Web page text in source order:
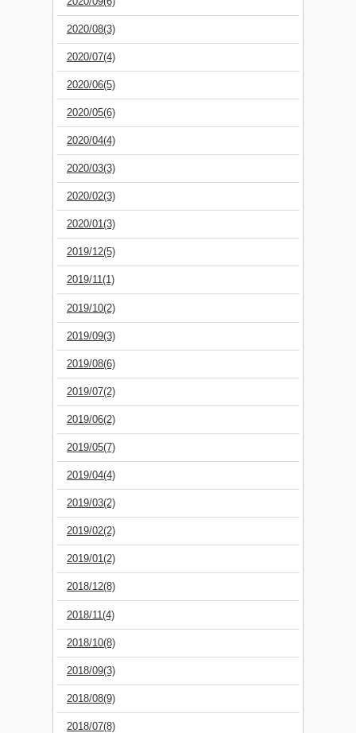
2020/08(3)
2020/07(4)
2020/06(5)
2020/05(6)
2020/04(4)
2020/03(3)
2020/02(3)
2020/01(3)
2019/12(5)
2019/11(1)
2019/10(2)
2019/09(3)
2019/08(6)
2019/07(2)
2019/06(2)
2019/05(7)
2019/04(4)
2019/03(2)
2019/02(2)
2019/01(2)
2018/12(8)
2018/11(4)
2018/10(8)
2018/09(3)
2018/08(9)
2018/07(8)